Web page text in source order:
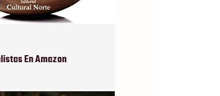
En Amazon